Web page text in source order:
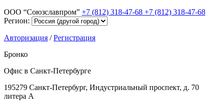
ООО “Союзславпром” +7 (812) 318-47-68 +7 (812) 318-47-68
Регион:
Авторизация /Регистрация
Бронко
Офис в Санкт-Петербурге
195279 Санкт-Петербург, Индустриальный проспект, д. 70
литера А